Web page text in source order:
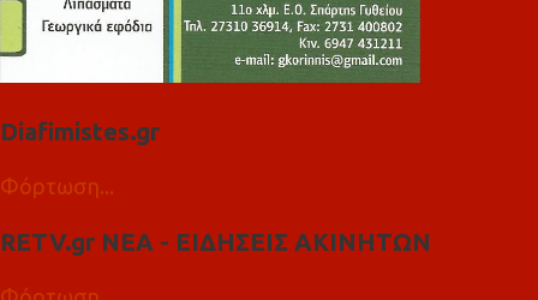
Diafimistes.gr
Φόρτωση...
RETV.gr ΝΕΑ - ΕΙΔΗΣΕΙΣ ΑΚΙΝΗΤΩΝ